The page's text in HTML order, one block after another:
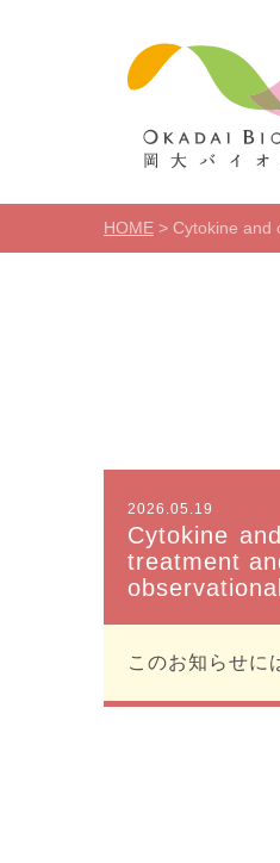
HOME > Cytokine and
2026.05.19
Cytokine
treatment
このお知らせに